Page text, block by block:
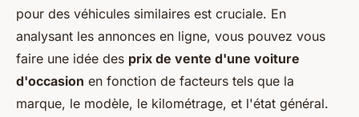
pour des véhicules similaires est cruciale. En
analysant les annonces en ligne, vous pouvez vous
faire une idée des prix de vente d'une voiture
d'occasion en fonction de facteurs tels que la
marque, le modèle, le kilométrage, et l'état général.